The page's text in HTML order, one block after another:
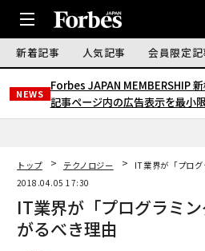
新着記事 人気記事 会員限定記
NEWS
Forbes JAPAN MEMBERSHIP 新
記事ページ内の広告表示を最小
トップ テクノロジー
IT業界が「プログ
2018.04.05 17:30
IT業界が「プログラミ
がるべき理由